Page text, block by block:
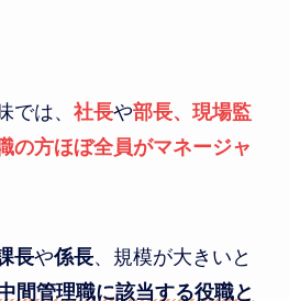
では、 社長や部長、現場監
の方ほぼ全員がマネージャ
長や係長、規模が大きいと
間管理職に該当する役職と